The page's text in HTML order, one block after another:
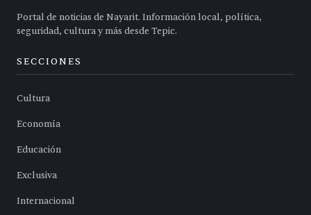
Portal de noticias de Nayarit. Información local, política,
seguridad, cultura y más desde Tepic.
SECCIONES
Cultura
Economía
Educación
Exclusiva
Internacional